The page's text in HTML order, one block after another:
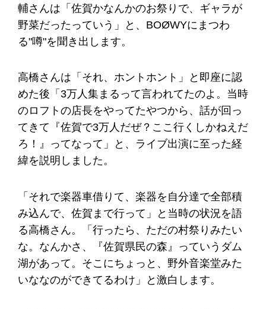
輔さんは「佐賀かなんかのお祭りで、ギャラが
野菜だったっていう」と、BOØWYにまつわ
る"噂"を聞き出します。
高橋さんは「それ、ホントホント」と即座に認
めた後「3万人集まるって言われてたのよ。当時
のロフトの店長をやってたやつから、話が回っ
てきて『佐賀で3万人だぜ？ここ行くしかねえだ
ろ！』ってなって」と、ライブ出演に至った経
緯を説明しました。
「それで楽器車借りて、楽器を自分達で全部積
み込んで、佐賀まで行って」と当時の状況を語
る高橋さん。「行ったら、ただの村祭りみたい
な。なんかさ、『佐賀県民の森』っていうダム
湖があって。そこにちょっと、野外音楽堂みた
いななのができてるわけ」と激白します。